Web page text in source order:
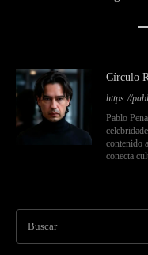
Círculo
https://
Pablo
contenido
conecta
Buscar